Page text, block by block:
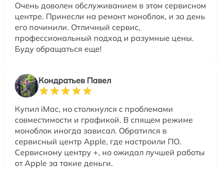
Очень доволен обслуживанием в этом сервисном
центре. Принесли на ремонт моноблок, и за день
его починили. Отличный сервис,
профессиональный подход и разумные цены.
Буду обращаться еще!
Кондратьев Павел
Купил iMac, но столкнулся с проблемами
совместимости и графикой. В спящем режиме
моноблок иногда зависал. Обратился в
сервисный центр Apple, где настроили ПО.
Сервисному центру +, но ожидал лучшей работы
от Apple за такие деньги.